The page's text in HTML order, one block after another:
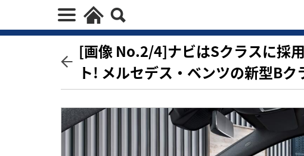
[画像 No.2/4]ナビはSクラスに採
ト! メルセデス・ベンツの新型B